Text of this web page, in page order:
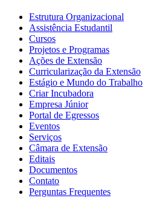
Estrutura Organizacional
Assistência Estudantil
Cursos
Projetos e Programas
Ações de Extensão
Curricularização da Extensão
Estágio e Mundo do Trabalho
Criar Incubadora
Empresa Júnior
Portal de Egressos
Eventos
Serviços
Câmara de Extensão
Editais
Documentos
Contato
Perguntas Frequentes